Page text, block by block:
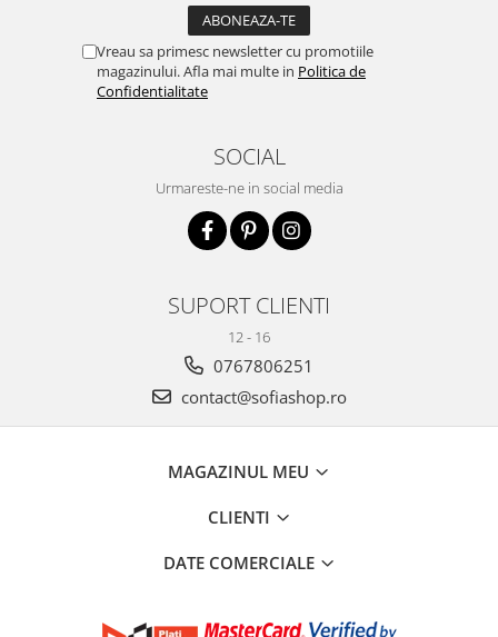
Vreau sa primesc newsletter cu promotiile
magazinului. Afla mai multe in Politica de
Confidentialitate
SOCIAL
Urmareste-ne in social media
SUPORT CLIENTI
12 - 16
0767806251
contact@sofiashop.ro
MAGAZINUL MEU
CLIENTI
DATE COMERCIALE